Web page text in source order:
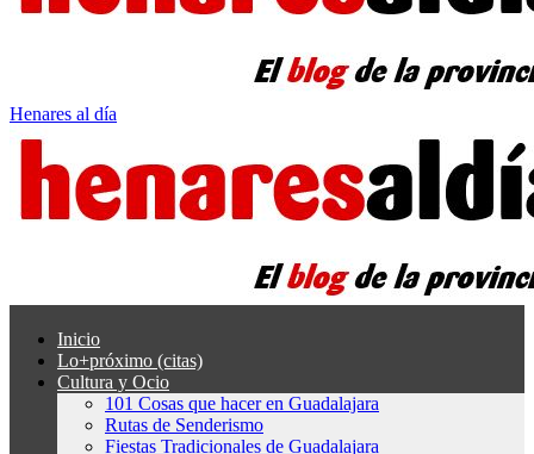
Henares al día
Inicio
Lo+próximo (citas)
Cultura y Ocio
101 Cosas que hacer en Guadalajara
Rutas de Senderismo
Fiestas Tradicionales de Guadalajara